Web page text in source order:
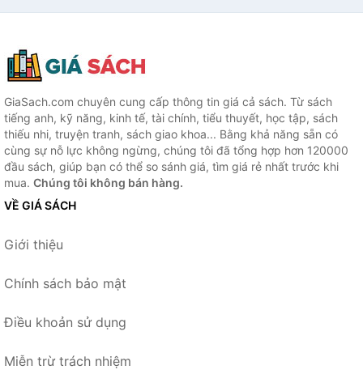
GiaSach.com chuyên cung cấp thông tin giá cả sách. Từ sách
tiếng anh, kỹ năng, kinh tế, tài chính, tiểu thuyết, học tập, sách
thiếu nhi, truyện tranh, sách giao khoa... Bằng khả năng sẵn có
cùng sự nỗ lực không ngừng, chúng tôi đã tổng hợp hơn 120000
đầu sách, giúp bạn có thể so sánh giá, tìm giá rẻ nhất trước khi
mua. Chúng tôi không bán hàng.
VỀ GIÁ SÁCH
Giới thiệu
Chính sách bảo mật
Điều khoản sử dụng
Miễn trừ trách nhiệm